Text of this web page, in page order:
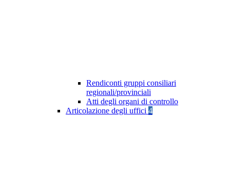
Rendiconti gruppi consiliari
regionali/provinciali
Atti degli organi di controllo
Articolazione degli uffici 4